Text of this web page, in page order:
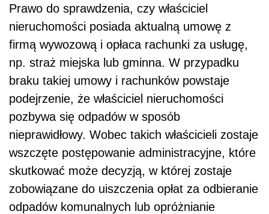
Prawo do sprawdzenia, czy właściciel
nieruchomości posiada aktualną umowę z
firmą wywozową i opłaca rachunki za usługę,
np. straż miejska lub gminna. W przypadku
braku takiej umowy i rachunków powstaje
podejrzenie, że właściciel nieruchomości
pozbywa się odpadów w sposób
nieprawidłowy. Wobec takich właścicieli zostaje
wszczęte postępowanie administracyjne, które
skutkować może decyzją, w której zostaje
zobowiązane do uiszczenia opłat za odbieranie
odpadów komunalnych lub opróżnianie